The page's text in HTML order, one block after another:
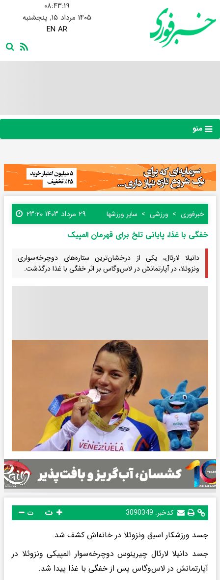
۰۸:۴۳:۲۰
۱۴۰۵ مرداد ۱۵, پنجشنبه
EN AR
منو
خبرفوری ورزشی سایر ورزشها ۲۹ مرداد ۱۴۰۳ ۲۳:۲۰
خفگی با غذا، پایانی تلخ برای قهرمان المپیک
دانیلا لارئال، یکی از درخشان‌ترین ستاره‌های دوچرخه‌سواری
ونزوئلا، در آپارتمانش در لاس‌وگاس بر اثر خفگی با غذا درگذشت.
کدخبر: 3090349 ت
جسد ورزشکار اسبق ونزوئلا در خانه‌اش کشف شد.
جسد دانیلا لارئال چیرینوس دوچرخه‌سوار المپیکی ونزوئلا در
آپارتمانش در لاس‌وگاس پس از خفگی با غذا پیدا شد.